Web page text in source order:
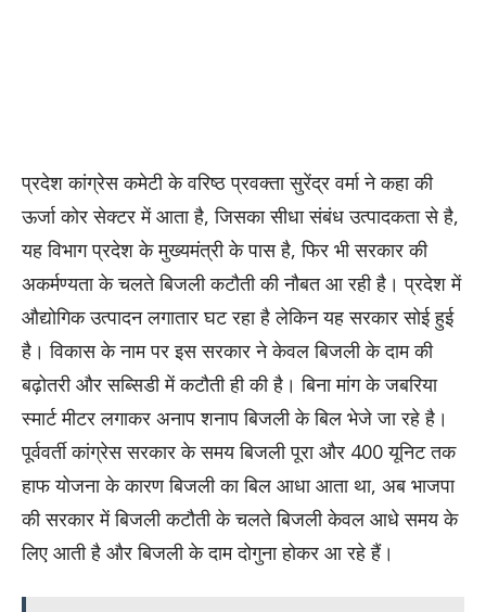
प्रदेश कांग्रेस कमेटी के वरिष्ठ प्रवक्ता सुरेंद्र वर्मा ने कहा की
ऊर्जा कोर सेक्टर में आता है, जिसका सीधा संबंध उत्पादकता से है,
यह विभाग प्रदेश के मुख्यमंत्री के पास है, फिर भी सरकार की
अकर्मण्यता के चलते बिजली कटौती की नौबत आ रही है। प्रदेश में
औद्योगिक उत्पादन लगातार घट रहा है लेकिन यह सरकार सोई हुई
है। विकास के नाम पर इस सरकार ने केवल बिजली के दाम की
बढ़ोतरी और सब्सिडी में कटौती ही की है। बिना मांग के जबरिया
स्मार्ट मीटर लगाकर अनाप शनाप बिजली के बिल भेजे जा रहे है।
पूर्ववर्ती कांग्रेस सरकार के समय बिजली पूरा और 400 यूनिट तक
हाफ योजना के कारण बिजली का बिल आधा आता था, अब भाजपा
की सरकार में बिजली कटौती के चलते बिजली केवल आधे समय के
लिए आती है और बिजली के दाम दोगुना होकर आ रहे हैं।